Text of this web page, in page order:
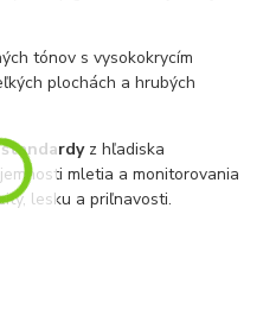
tónov s vysokokrycím
plochách a hrubých
z hľadiska
mletia a monitorovania
lesku a priľnavosti.